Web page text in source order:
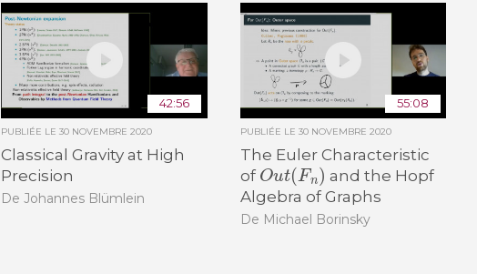
42:56
PUBLIÉE LE30 NOVEMBRE 2020
Classical Gravity at High
Precision
De Johannes Blümlein
55:08
PUBLIÉE LE 30 NOVEMBRE 2020
The Euler Characteristic
of
O ut(Fn)
and the Hopf
Algebra of Graphs
De Michael Borinsky